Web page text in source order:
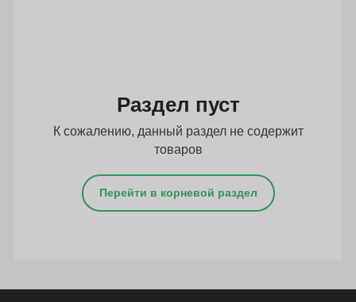
Раздел пуст
К сожалению, данный раздел не содержит
товаров
Перейти в корневой раздел